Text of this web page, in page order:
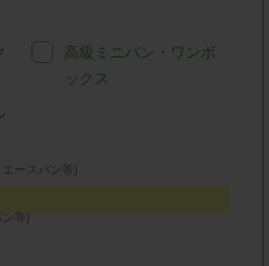
高級ミニバン・ワンボ
ックス
ースバン等)
等)